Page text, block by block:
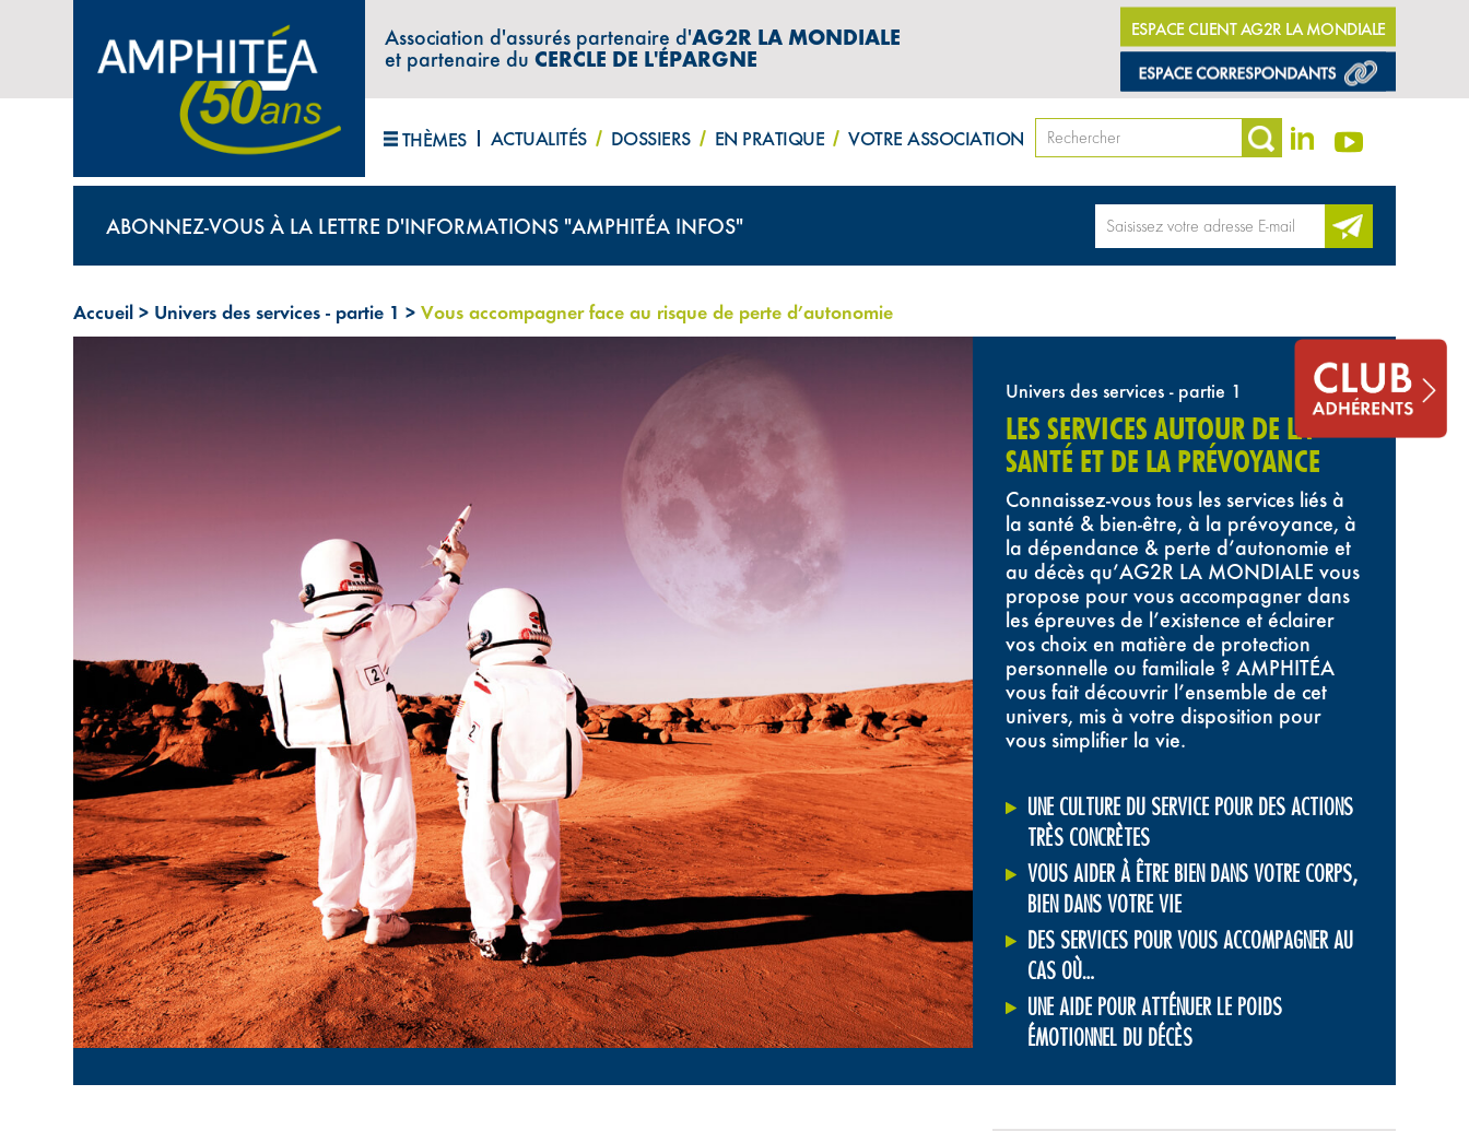
Association d'assurés partenaire d'AG2R LA MONDIALE
et partenaire duCERCLE DE L'ÉPARGNE
ESPACE CLIENT AG2R LA MONDIALE
THÈMES ACTUALITÉS DOSSIERS EN PRATIQUE VOTRE ASSOCIATION
ABONNEZ-VOUS À LA LETTRE D'INFORMATIONS "AMPHITÉA INFOS"
Accueil > Univers des services - partie 1 > Vous accompagner face au risque de perte d’autonomie
Univers des services - partie 1
LES SERVICES AUTOUR DE LA
SANTÉ ET DE LA PRÉVOYANCE
Connaissez-vous tous les services liés à
la santé & bien-être, à la prévoyance, à
la dépendance & perte d’autonomie et
au décès qu’AG2R LA MONDIALE vous
propose pour vous accompagner dans
les épreuves de l’existence et éclairer
vos choix en matière de protection
personnelle ou familiale ? AMPHITÉA
vous fait découvrir l’ensemble de cet
univers, mis à votre disposition pour
vous simplifier la vie.
UNE CULTURE DU SERVICE POUR DES ACTIONS
TRÈS CONCRÈTES
VOUS AIDER À ÊTRE BIEN DANS VOTRE CORPS,
BIEN DANS VOTRE VIE
DES SERVICES POUR VOUS ACCOMPAGNER AU
CAS OÙ…
UNE AIDE POUR ATTÉNUER LE POIDS
ÉMOTIONNEL DU DÉCÈS